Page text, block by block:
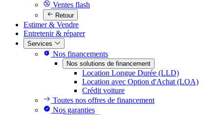
Ventes flash
Retour
Estimer & Vendre
Entretenir & réparer
Services
Nos financements
Nos solutions de financement
Location Longue Durée (LLD)
Location avec Option d'Achat (LOA)
Crédit voiture
Toutes nos offres de financement
Nos garanties